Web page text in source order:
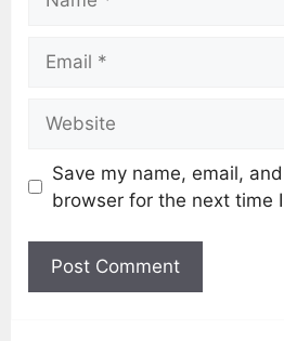
Save my name, email,
browser for the next time